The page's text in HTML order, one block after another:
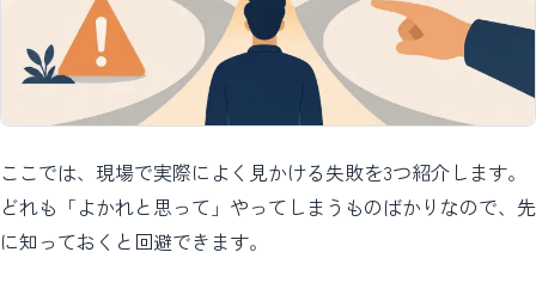
ここでは、現場で実際によく見かける失敗を3つ紹介します。
どれも「よかれと思って」やってしまうものばかりなので、先
に知っておくと回避できます。